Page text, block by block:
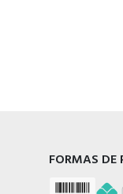
FORMAS